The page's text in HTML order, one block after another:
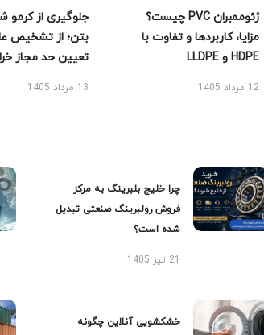
ژئوممبران PVC چیست؟
مزایا، کاربردها و تفاوت با
HDPE و LLDPE
12 مرداد 1405
جلوگیری از کرمو
بتن؛ از تشخیص
تعیین حد مجاز
13 مرداد 1405
چرا خلیج بلبرینگ به مرکز
فروش رولبرینگ صنعتی تبدیل
شده است؟
21 تیر 1405
خشکشویی آنلاین چگونه